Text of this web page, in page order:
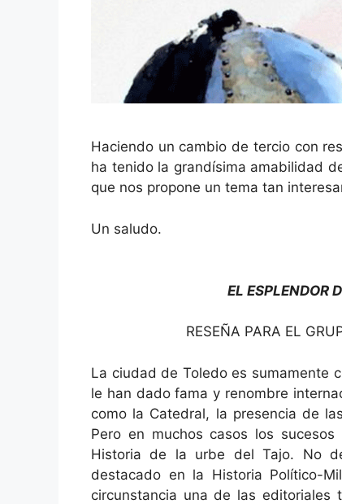
Haciendo un cambio de tercio con
ha tenido la grandísima amabilidad
que nos propone un tema tan
Un saludo.
EL ESPLENDOR
RESEÑA PARA EL
La ciudad de Toledo es sumamente
le han dado fama y renombre
como la Catedral, la presencia de
Pero en muchos casos los
Historia de la urbe del Tajo. No
destacado en la Historia Político-
circunstancia una de las editoriales